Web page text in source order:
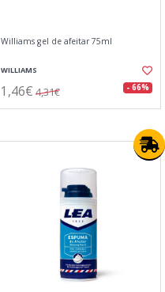
Williams gel de afeitar 75ml
WILLIAMS
1,46€ 4,31€ - 66%